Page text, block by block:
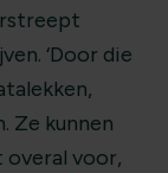
‘Door die
Ze kunnen
overal voor,